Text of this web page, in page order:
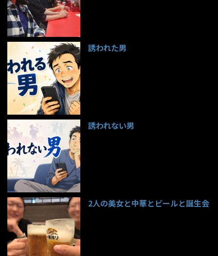
誘われた男
誘われない男
2人の美女と中華とビールと誕生会